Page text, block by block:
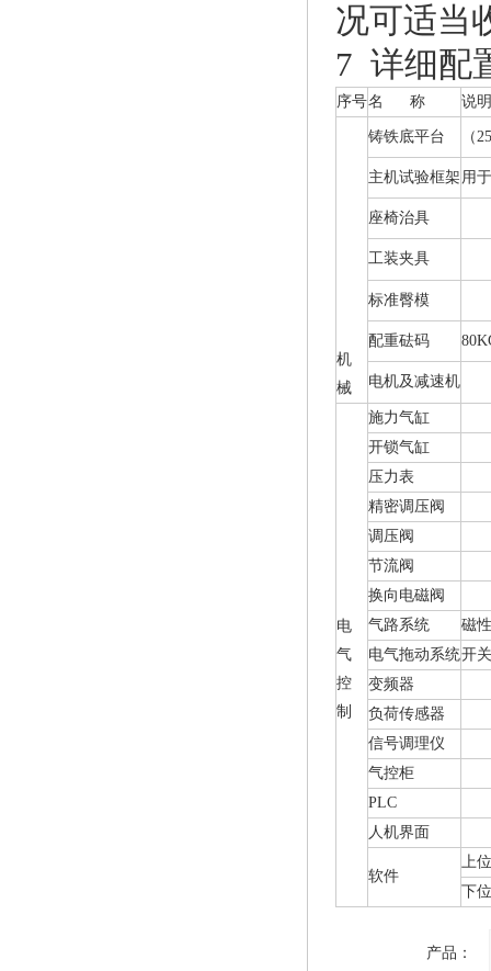
况可适当
7 详细配
序号名 称 说明
机
械
铸铁底平台 （
主机试验框架 用
座椅治具
工装夹具
标准臀模
配重砝码
电机及减速机
电
气
控
制
施力气缸
开锁气缸
压力表
精密调压阀
调压阀
节流阀
换向电磁阀
气路系统
磁
电气拖动系统开
变频器
负荷传感器
信号调理仪
气控柜
PLC
人机界面
软件
上
下
产品：